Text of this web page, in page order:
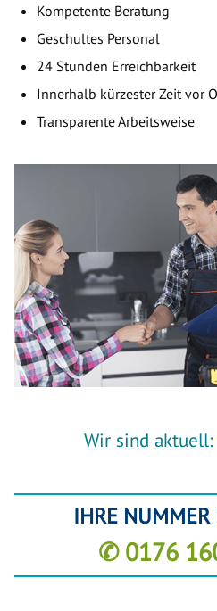
Kompetente Beratung
Geschultes Personal
24 Stunden Erreichbarkeit
Innerhalb kürzester Zeit vor
Transparente Arbeitsweise
Wir sind aktuell:
IHRE
✆ 0176